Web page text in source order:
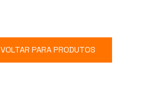
VOLTAR PARA PRODUTOS